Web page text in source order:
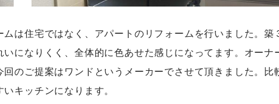
は住宅ではなく、アパートのリフォームを行いました。
いになりくく、全体的に色あせた感じになってます。オー
回のご提案はワンドというメーカーでさせて頂きました。
キッチンになります。